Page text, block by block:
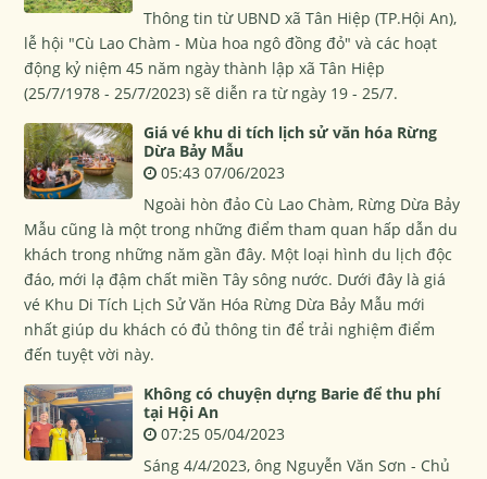
Thông tin từ UBND xã Tân Hiệp (TP.Hội An),
lễ hội "Cù Lao Chàm - Mùa hoa ngô đồng đỏ" và các hoạt
động kỷ niệm 45 năm ngày thành lập xã Tân Hiệp
(25/7/1978 - 25/7/2023) sẽ diễn ra từ ngày 19 - 25/7.
Giá vé khu di tích lịch sử văn hóa Rừng
Dừa Bảy Mẫu
05:43 07/06/2023
Ngoài hòn đảo Cù Lao Chàm, Rừng Dừa Bảy
Mẫu cũng là một trong những điểm tham quan hấp dẫn du
khách trong những năm gần đây. Một loại hình du lịch độc
đáo, mới lạ đậm chất miền Tây sông nước. Dưới đây là giá
vé Khu Di Tích Lịch Sử Văn Hóa Rừng Dừa Bảy Mẫu mới
nhất giúp du khách có đủ thông tin để trải nghiệm điểm
đến tuyệt vời này.
Không có chuyện dựng Barie để thu phí
tại Hội An
07:25 05/04/2023
Sáng 4/4/2023, ông Nguyễn Văn Sơn - Chủ